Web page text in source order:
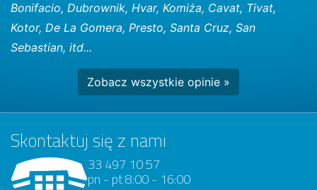
Bonifacio, Dubrownik, Hvar, Komiża, Cavat, Tivat,
Kotor, De La Gomera, Presto, Santa Cruz, San
Sebastian, itd...
Zobacz wszystkie opinie »
Skontaktuj się z nami
33 497 10 57
pn - pt 8:00 - 16:00